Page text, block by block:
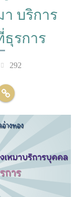
า บริการ
รการ
292